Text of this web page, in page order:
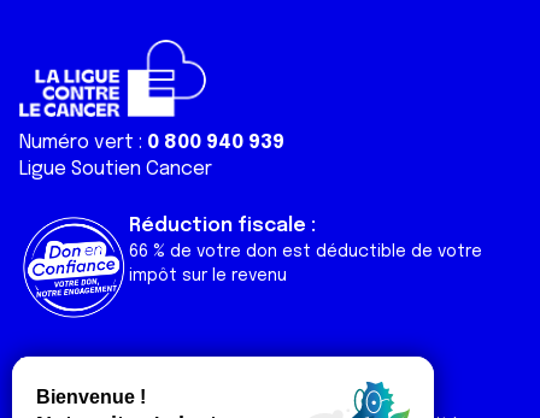
Numéro vert : 0 800 940 939
Ligue Soutien Cancer
Réduction fiscale :
66 % de votre don est déductible de votre
impôt sur le revenu
Liens utiles
Nos actualités